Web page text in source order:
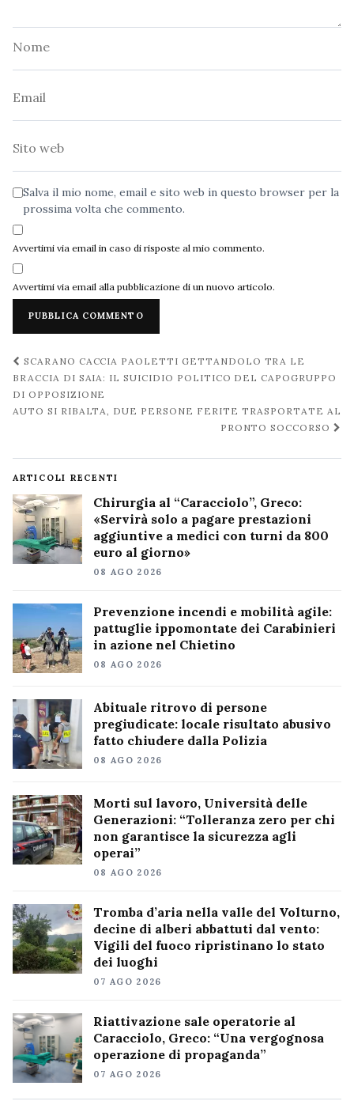
Salva il mio nome, email e sito web in questo browser per la
prossima volta che commento.
Avvertimi via email in caso di risposte al mio commento.
Avvertimi via email alla pubblicazione di un nuovo articolo.
Navigazione
post
SCARANO CACCIA PAOLETTI GETTANDOLO TRA LE
BRACCIA DI SAIA: IL SUICIDIO POLITICO DEL CAPOGRUPPO
DI OPPOSIZIONE
AUTO SI RIBALTA, DUE PERSONE FERITE TRASPORTATE AL
PRONTO SOCCORSO
ARTICOLI RECENTI
Chirurgia al “Caracciolo”, Greco:
«Servirà solo a pagare prestazioni
aggiuntive a medici con turni da 800
euro al giorno»
08 AGO 2026
Prevenzione incendi e mobilità agile:
pattuglie ippomontate dei Carabinieri
in azione nel Chietino
08 AGO 2026
Abituale ritrovo di persone
pregiudicate: locale risultato abusivo
fatto chiudere dalla Polizia
08 AGO 2026
Morti sul lavoro, Università delle
Generazioni: “Tolleranza zero per chi
non garantisce la sicurezza agli
operai”
08 AGO 2026
Tromba d’aria nella valle del Volturno,
decine di alberi abbattuti dal vento:
Vigili del fuoco ripristinano lo stato
dei luoghi
07 AGO 2026
Riattivazione sale operatorie al
Caracciolo, Greco: “Una vergognosa
operazione di propaganda”
07 AGO 2026